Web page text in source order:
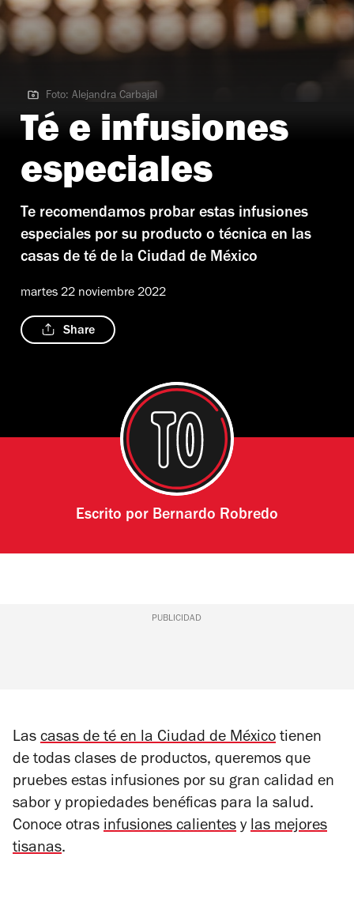
Foto: Alejandra Carbajal
Foto: Alejandra Carbajal
Té e infusiones
especiales
Te recomendamos probar estas infusiones
especiales por su producto o técnica en las
casas de té de la Ciudad de México
martes 22 noviembre 2022
Share
Escrito por Bernardo Robredo
PUBLICIDAD
Las casas de té en la Ciudad de México tienen
de todas clases de productos, queremos que
pruebes estas infusiones por su gran calidad en
sabor y propiedades benéficas para la salud.
Conoce otras infusiones calientes y las mejores
tisanas.